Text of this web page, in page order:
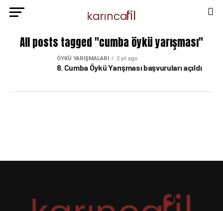
All posts tagged "cumba öykü yarışması"
ÖYKÜ YARIŞMALARI 2 yıl ago
8. Cumba Öykü Yarışması başvuruları açıldı